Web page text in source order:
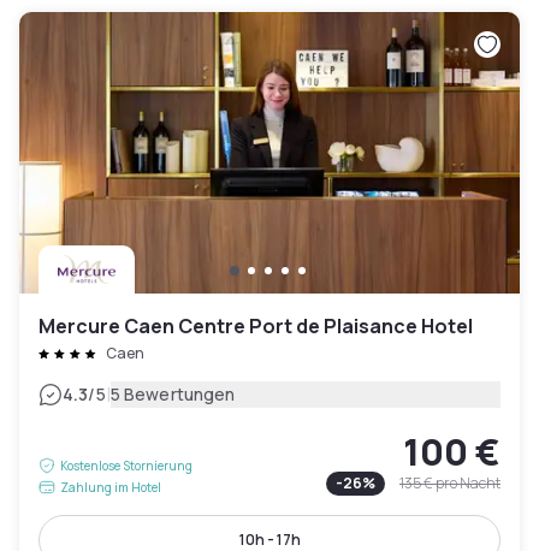
Mercure Caen Centre Port de Plaisance Hotel
Caen
4.3/5|5 Bewertungen
Kostenlose Stornierung
Zahlung im Hotel
100 €
-26% 135 €pro Nacht
10h - 17h